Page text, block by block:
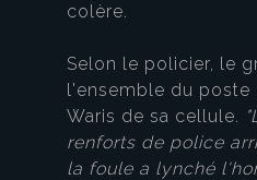
colère.
Selon le policier, le
l'ensemble du poste
Waris de sa cellule.
renforts de police
la foule a lynché